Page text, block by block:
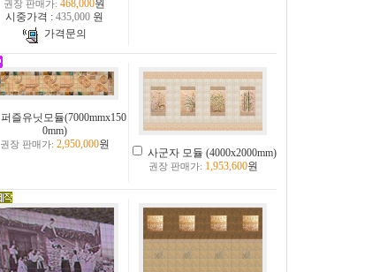
권장 판매가:468,000원
시중가격 :435,000 원
가격문의
퍼즐유닛모듈(7000mmx150
0mm)
권장 판매가: 2,950,000원
사군자 모듈 (4000x2000mm)
권장 판매가: 1,953,600원